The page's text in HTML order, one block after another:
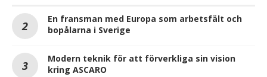
En fransman med Europa som arbetsfält och
bopålarna i Sverige
Modern teknik för att förverkliga sin vision
kring ASCARO